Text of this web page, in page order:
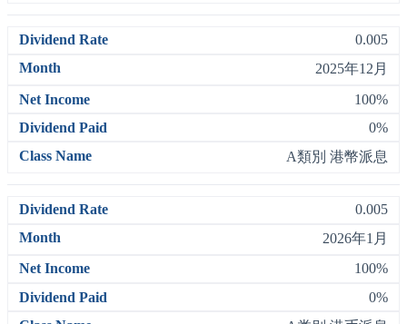
0.005
2025年12月
100%
0%
A類別 港幣派息
0.005
2026年1月
100%
0%